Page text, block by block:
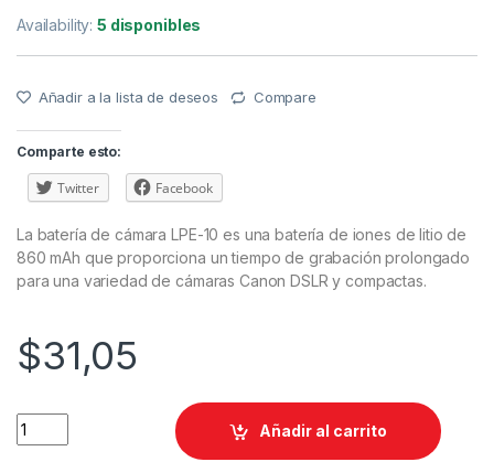
Availability:5 disponibles
Añadir a la lista de deseos Compare
Comparte esto:
Twitter Facebook
La batería de cámara LPE-10 es una batería de iones de litio de
860 mAh que proporciona un tiempo de grabación prolongado
para una variedad de cámaras Canon DSLR y compactas.
$31,05
Añadir al carrito